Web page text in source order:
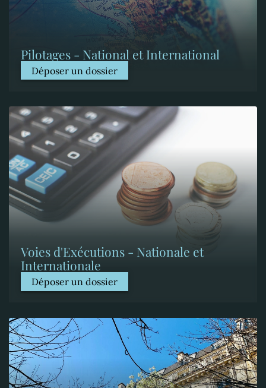
Pilotages - National et International
Déposer un dossier
Voies d'Exécutions - Nationale et
Internationale
Déposer un dossier